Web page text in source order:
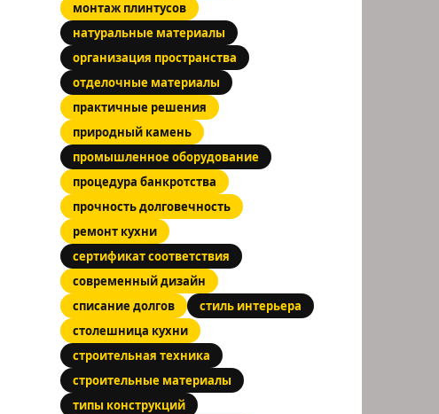
монтаж плинтусов
натуральные материалы
организация пространства
отделочные материалы
практичные решения
природный камень
промышленное оборудование
процедура банкротства
прочность долговечность
ремонт кухни
сертификат соответствия
современный дизайн
списание долгов
стиль интерьера
столешница кухни
строительная техника
строительные материалы
типы конструкций